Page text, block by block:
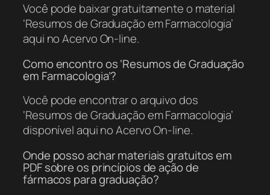
Você pode baixar gratuitamente o material
‘Resumos de Graduação em Farmacologia’
aqui no Acervo On-line.
Como encontro os ‘Resumos de Graduação
em Farmacologia’?
Você pode encontrar o arquivo dos
‘Resumos de Graduação em Farmacologia’
disponível aqui no Acervo On-line.
Onde posso achar materiais gratuitos em
PDF sobre os princípios de ação de
fármacos para graduação?